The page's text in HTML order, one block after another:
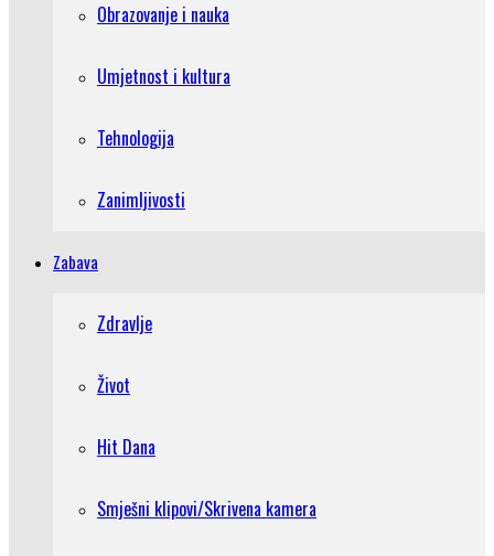
Obrazovanje i nauka
Umjetnost i kultura
Tehnologija
Zanimljivosti
Zabava
Zdravlje
Život
Hit Dana
Smješni klipovi/Skrivena kamera